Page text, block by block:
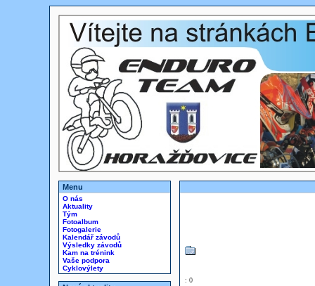
Menu
O nás
Aktuality
Tým
Fotoalbum
Fotogalerie
Kalendář závodů
Výsledky závodů
Kam na trénink
Vaše podpora
Cyklovýlety
: 0